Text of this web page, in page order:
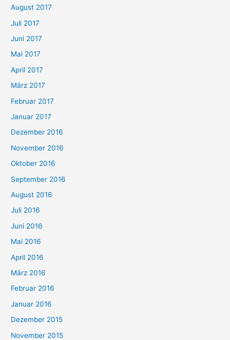
August 2017
Juli 2017
Juni 2017
Mai 2017
April 2017
März 2017
Februar 2017
Januar 2017
Dezember 2016
November 2016
Oktober 2016
September 2016
August 2016
Juli 2016
Juni 2016
Mai 2016
April 2016
März 2016
Februar 2016
Januar 2016
Dezember 2015
November 2015